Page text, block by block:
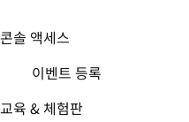
콘솔 액세스
이벤트 등록
교육 & 체험판